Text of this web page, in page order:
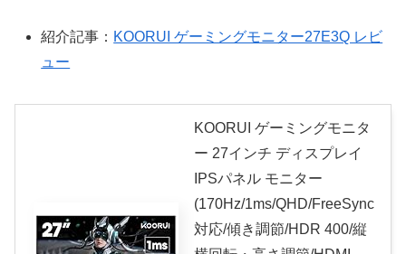
紹介記事： KOORUI ゲーミングモニター27E3Q レビ
ュー
KOORUI ゲーミングモニタ
ー 27インチ ディスプレイ
IPSパネル モニター
(170Hz/1ms/QHD/FreeSync
対応/傾き調節/HDR 400/縦